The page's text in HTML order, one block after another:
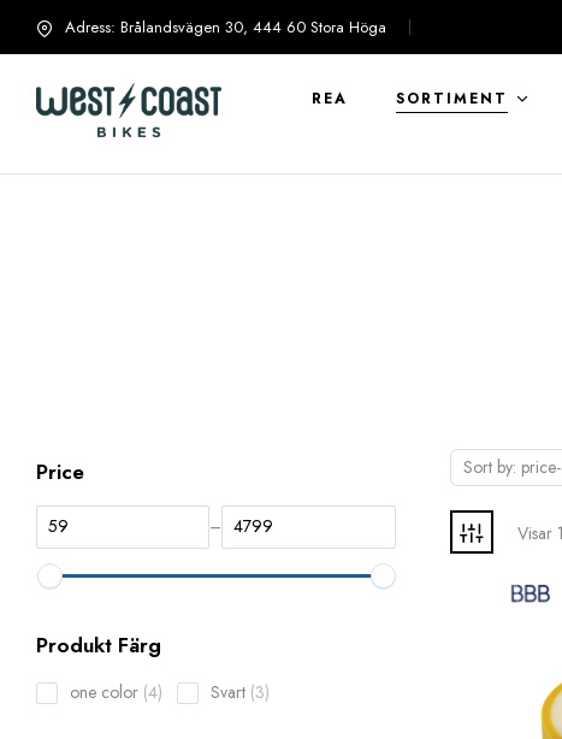
Adress: Brålandsvägen 30, 444 60 Stora Höga
info@westcoastbikes.se
REA SORTIMENT
Price
–
Produkt Färg
one color 44
Svart 33
Sort by:
Visar